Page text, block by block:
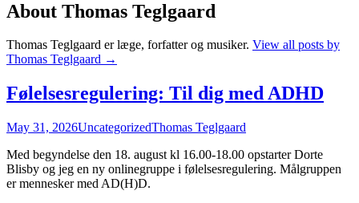
About Thomas Teglgaard
Thomas Teglgaard er læge, forfatter og musiker. View all posts by
Thomas Teglgaard →
Følelsesregulering: Til dig med ADHD
May 31, 2026UncategorizedThomas Teglgaard
Med begyndelse den 18. august kl 16.00-18.00 opstarter Dorte
Blisby og jeg en ny onlinegruppe i følelsesregulering. Målgruppen
er mennesker med AD(H)D.